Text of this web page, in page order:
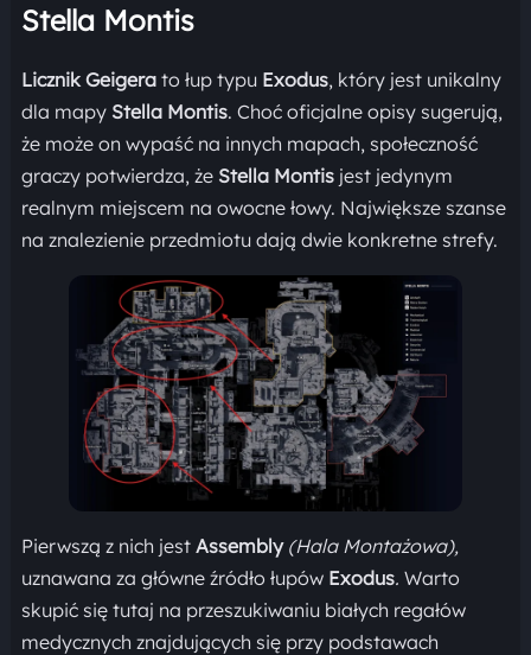
Stella Montis
Licznik Geigerato łup typu Exodus, który jest unikalny
dla mapy Stella Montis. Choć oficjalne opisy sugerują,
że może on wypaść na innych mapach, społeczność
graczy potwierdza, że Stella Montisjest jedynym
realnym miejscem na owocne łowy. Największe szanse
na znalezienie przedmiotu dają dwie konkretne strefy.
Pierwszą z nich jest Assembly (Hala Montażowa),
uznawana za główne źródło łupów Exodus. Warto
skupić się tutaj na przeszukiwaniu białych regałów
medycznych znajdujących się przy podstawach